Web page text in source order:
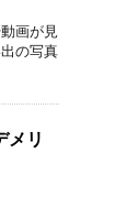
画が見
の写真
メリ